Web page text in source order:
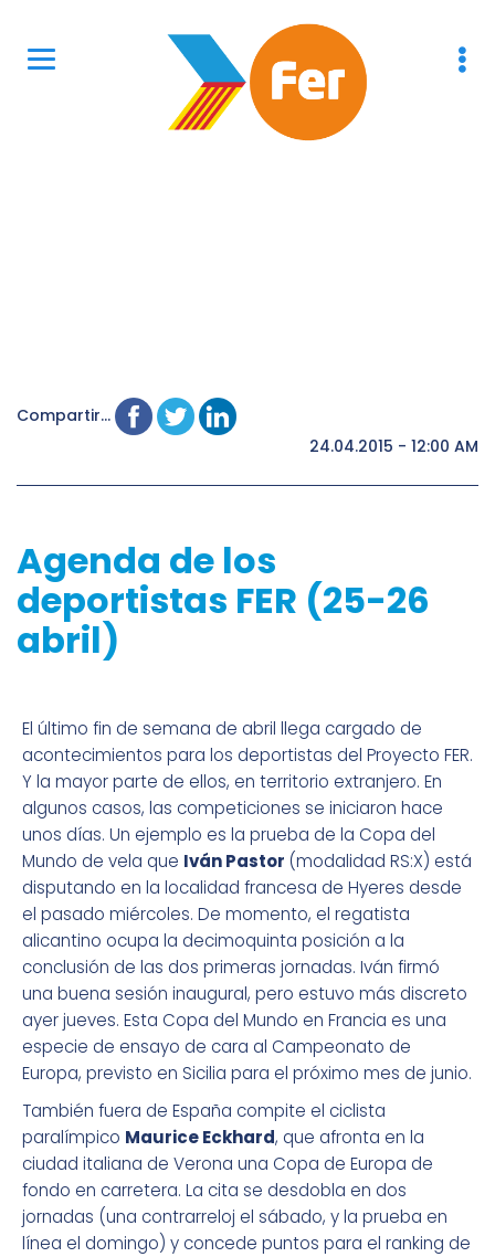
Compartir...
24.04.2015 - 12:00 AM
Agenda de los
deportistas FER (25-26
abril)
El último fin de semana de abril llega cargado de
acontecimientos para los deportistas del Proyecto FER.
Y la mayor parte de ellos, en territorio extranjero. En
algunos casos, las competiciones se iniciaron hace
unos días. Un ejemplo es la prueba de la Copa del
Mundo de vela que Iván Pastor (modalidad RS:X) está
disputando en la localidad francesa de Hyeres desde
el pasado miércoles. De momento, el regatista
alicantino ocupa la decimoquinta posición a la
conclusión de las dos primeras jornadas. Iván firmó
una buena sesión inaugural, pero estuvo más discreto
ayer jueves. Esta Copa del Mundo en Francia es una
especie de ensayo de cara al Campeonato de
Europa, previsto en Sicilia para el próximo mes de junio.
También fuera de España compite el ciclista
paralímpico Maurice Eckhard, que afronta en la
ciudad italiana de Verona una Copa de Europa de
fondo en carretera. La cita se desdobla en dos
jornadas (una contrarreloj el sábado, y la prueba en
línea el domingo) y concede puntos para el ranking de